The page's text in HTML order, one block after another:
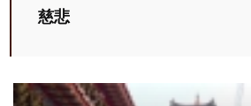
慈悲